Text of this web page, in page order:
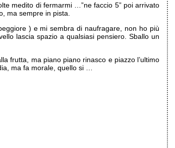
medito di fermarmi …”ne faccio 5” poi arrivato
ma sempre in pista.
) e mi sembra di naufragare, non ho più
lascia spazio a qualsiasi pensiero. Sballo un
frutta, ma piano piano rinasco e piazzo l’ultimo
ma fa morale, quello si …